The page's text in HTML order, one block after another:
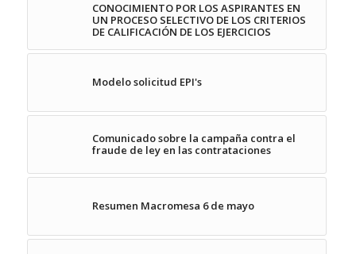
CONOCIMIENTO POR LOS ASPIRANTES EN
UN PROCESO SELECTIVO DE LOS CRITERIOS
DE CALIFICACIÓN DE LOS EJERCICIOS
Modelo solicitud EPI's
Comunicado sobre la campaña contra el
fraude de ley en las contrataciones
Resumen Macromesa 6 de mayo